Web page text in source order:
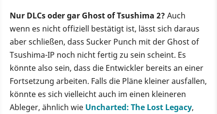
Nur DLCs oder gar Ghost of Tsushima 2? Auch
wenn es nicht offiziell bestätigt ist, lässt sich daraus
aber schließen, dass Sucker Punch mit der Ghost of
Tsushima-IP noch nicht fertig zu sein scheint. Es
könnte also sein, dass die Entwickler bereits an einer
Fortsetzung arbeiten. Falls die Pläne kleiner ausfallen,
könnte es sich vielleicht auch im einen kleineren
Ableger, ähnlich wie Uncharted: The Lost Legacy,